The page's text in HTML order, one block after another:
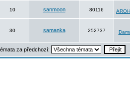
10 sanmoon 80116
30 samanka 252737
za předchozí: